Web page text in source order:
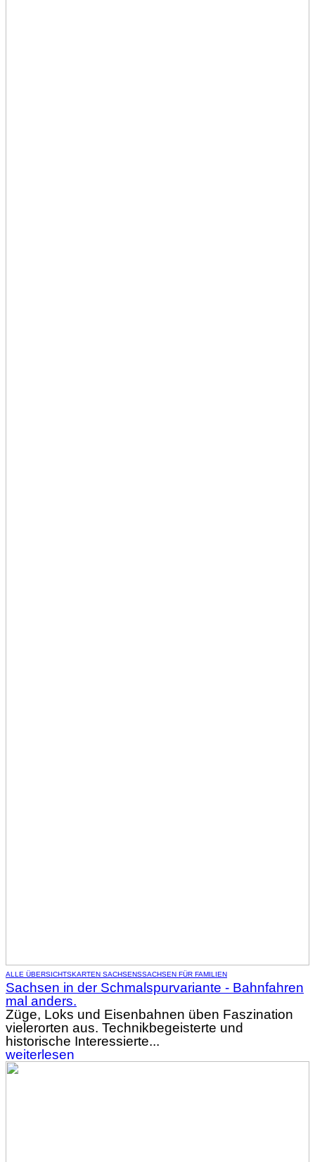
ALLE ÜBERSICHTSKARTEN SACHSENSSACHSEN FÜR FAMILIEN
Sachsen in der Schmalspurvariante - Bahnfahren
mal anders.
Züge, Loks und Eisenbahnen üben Faszination
vielerorten aus. Technikbegeisterte und
historische Interessierte...
weiterlesen